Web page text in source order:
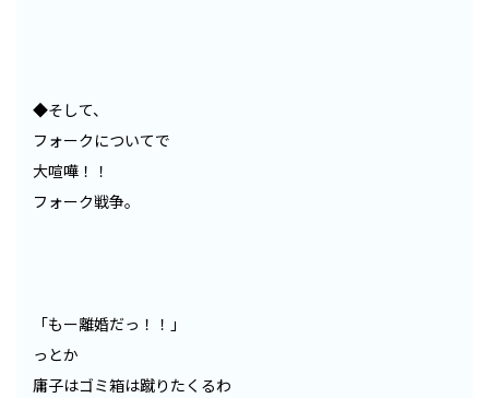
◆そして、
フォークについてで
大喧嘩！！
フォーク戦争。
「もー離婚だっ！！」
っとか
庸子はゴミ箱は蹴りたくるわ